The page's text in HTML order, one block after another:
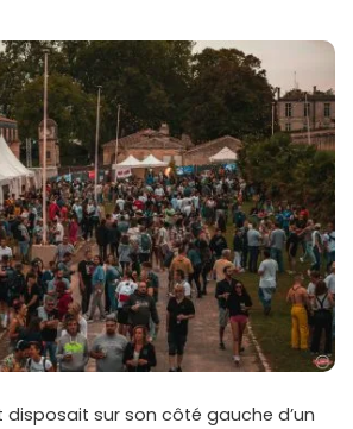
disposait sur son côté gauche d’un